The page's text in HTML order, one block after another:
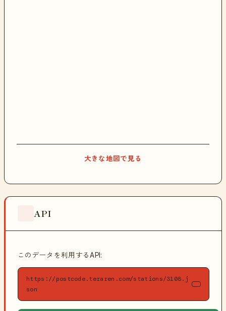
大きな地図で見る
API
このデータを利用するAPI:
https://postcode.teraren.com/stations/3108.j
son